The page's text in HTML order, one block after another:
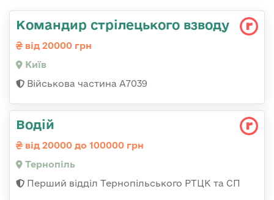
Командир стрілецького взводу
від 20000 грн
Київ
Військова частина А7039
Водій
від 20000 до 100000 грн
Тернопіль
Перший відділ Тернопільського РТЦК та СП